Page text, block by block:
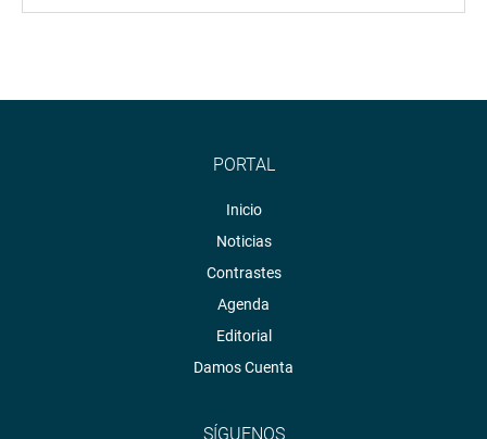
PORTAL
Inicio
Noticias
Contrastes
Agenda
Editorial
Damos Cuenta
SÍGUENOS